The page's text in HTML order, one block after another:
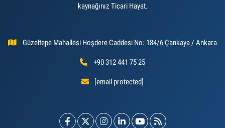
kaynağınız Ticari Hayat.
Güzeltepe Mahallesi Hoşdere Caddesi No: 184/6 Çankaya / Ankara
+90 312 441 75 25
[email protected]